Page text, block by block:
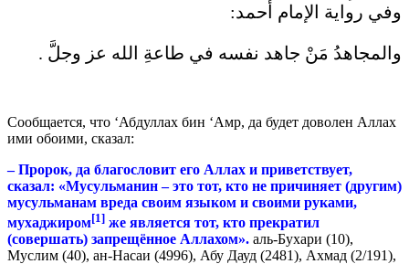
وفي رواية الإمام أحمد:
والمجاهدُ مَنْ جاهد نفسه في طاعةِ الله عز وجلَّ .
Сообщается, что ‘Абдуллах бин ‘Амр, да будет доволен Аллах
ими обоими, сказал:
– Пророк, да благословит его Аллах и приветствует,
сказал: «Мусульманин – это тот, кто не причиняет (другим)
мусульманам вреда своим языком и своими руками,
мухаджиром[1] же является тот, кто прекратил
(совершать) запрещённое Аллахом». аль-Бухари (10),
Муслим (40), ан-Насаи (4996), Абу Дауд (2481), Ахмад (2/191),